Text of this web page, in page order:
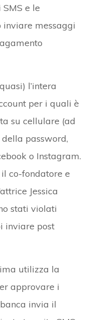
e le
messaggi
l’intera
per i quali è
su cellulare (ad
password,
o Instagram.
il co-fondatore e
Jessica
stati violati
inviare post
utilizza la
approvare i
invia il